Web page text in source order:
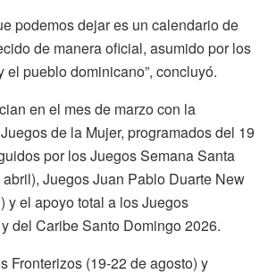
podemos dejar es un calendario de
de manera oficial, asumido por los
el pueblo dominicano”, concluyó.
en el mes de marzo con la
de la Mujer, programados del 19
por los Juegos Semana Santa
Juegos Juan Pablo Duarte New
y el apoyo total a los Juegos
del Caribe Santo Domingo 2026.
Fronterizos (19-22 de agosto) y